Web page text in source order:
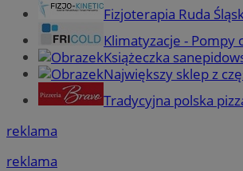
Fizjoterapia Ruda
Klimatyzacje - Pompy
Książeczka
Największy sklep z
Tradycyjna polska
reklama
reklama